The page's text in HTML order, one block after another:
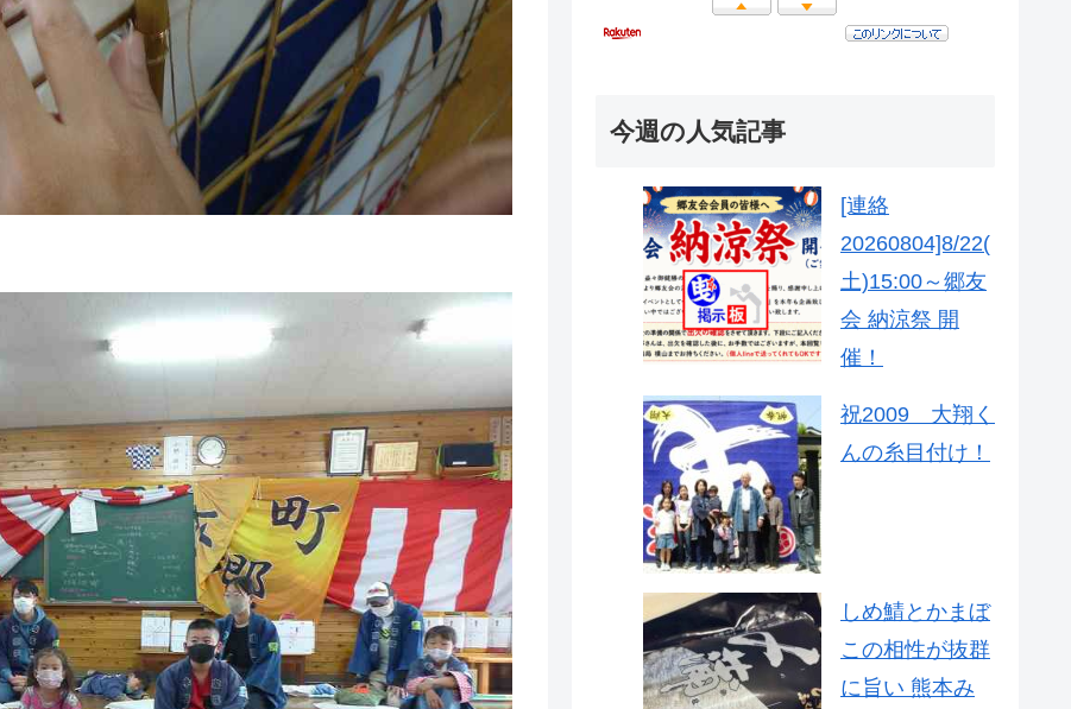
今週の人気記事
[連絡
20260804]8/22(
土)15:00～郷友
会 納涼祭 開
催！
祝2009 大翔く
んの糸目付け！
しめ鯖とかまぼ
この相性が抜群
に旨い 熊本み